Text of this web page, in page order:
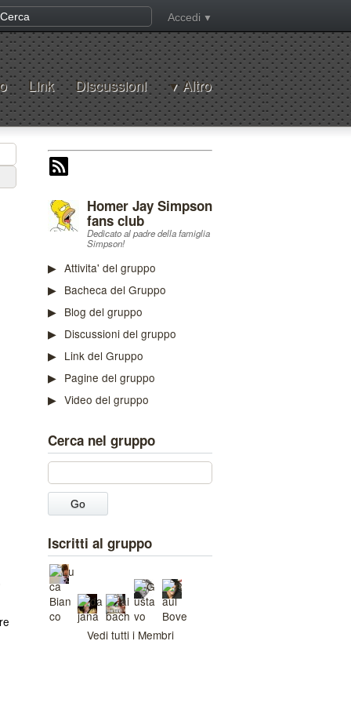
Accedi
Link Discussioni Altro
Homer Jay Simpson
fans club
Dedicato al padre della famiglia
Simpson!
Attivita' del gruppo
Bacheca del Gruppo
Blog del gruppo
Discussioni del gruppo
Link del Gruppo
Pagine del gruppo
Video del gruppo
Cerca nel gruppo
Iscritti al gruppo
Vedi tutti i Membri